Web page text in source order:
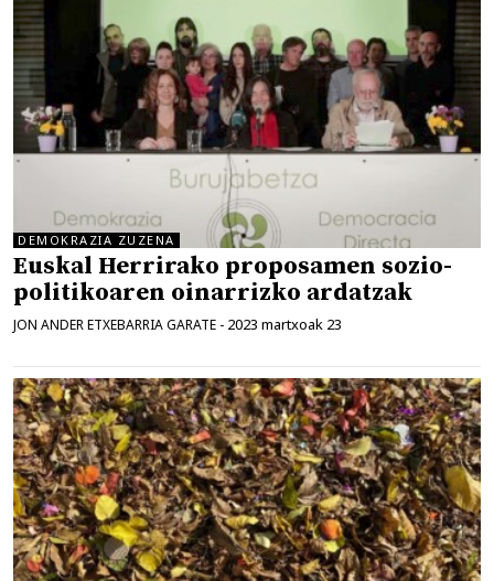
DEMOKRAZIA ZUZENA
Euskal Herrirako proposamen sozio-
politikoaren oinarrizko ardatzak
JON ANDER ETXEBARRIA GARATE - 2023 martxoak 23